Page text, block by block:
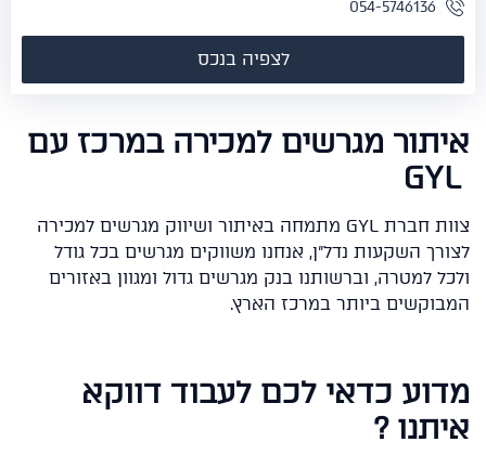
054-5746136
לצפיה בנכס
מגרשים למכירה במרכז עם
צוות חברת GYL מתמחה באיתור ושיווק מגרשים למכירה
השקעות נדל"ן, אנחנו משווקים מגרשים בכל גודל
למטרה, וברשותנו בנק מגרשים גדול ומגוון באזורים
ביותר במרכז הארץ.
כדאי לכם לעבוד דווקא
?